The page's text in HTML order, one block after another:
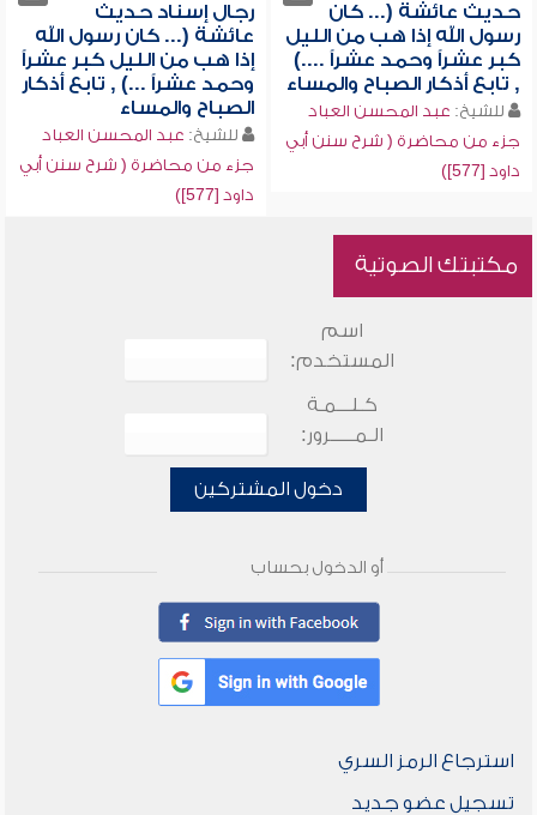
حديث عائشة (... كان
رسول الله إذا هب من الليل
كبر عشراً وحمد عشراً ....)
, تابع أذكار الصباح والمساء
للشيخ: عبد المحسن العباد
جزء من محاضرة ( شرح سنن أبي
داود [577])
رجال إسناد حديث
عائشة (... كان رسول الله
إذا هب من الليل كبر عشراً
وحمد عشراً ...) , تابع أذكار
الصباح والمساء
للشيخ: عبد المحسن العباد
جزء من محاضرة ( شرح سنن أبي
داود [577])
مكتبتك الصوتية
اسم
المستخدم:
كـلـــمـة
الـمـــــرور:
دخول المشتركين
أو الدخول بحساب
استرجاع الرمز السري
تسجيل عضو جديد